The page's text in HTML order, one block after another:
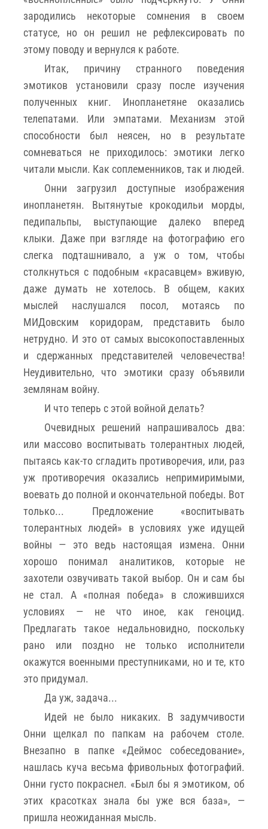
зародились некоторые сомнения в своем
статусе, но он решил не рефлексировать по
этому поводу и вернулся к работе.
Итак, причину странного поведения
эмотиков установили сразу после изучения
полученных книг. Инопланетяне оказались
телепатами. Или эмпатами. Механизм этой
способности был неясен, но в результате
сомневаться не приходилось: эмотики легко
читали мысли. Как соплеменников, так и людей.
Онни загрузил доступные изображения
инопланетян. Вытянутые крокодильи морды,
педипальпы, выступающие далеко вперед
клыки. Даже при взгляде на фотографию его
слегка подташнивало, а уж о том, чтобы
столкнуться с подобным «красавцем» вживую,
даже думать не хотелось. В общем, каких
мыслей наслушался посол, мотаясь по
МИДовским коридорам, представить было
нетрудно. И это от самых высокопоставленных
и сдержанных представителей человечества!
Неудивительно, что эмотики сразу объявили
землянам войну.
И что теперь с этой войной делать?
Очевидных решений напрашивалось два:
или массово воспитывать толерантных людей,
пытаясь как-то сгладить противоречия, или, раз
уж противоречия оказались непримиримыми,
воевать до полной и окончательной победы. Вот
только... Предложение «воспитывать
толерантных людей» в условиях уже идущей
войны — это ведь настоящая измена. Онни
хорошо понимал аналитиков, которые не
захотели озвучивать такой выбор. Он и сам бы
не стал. А «полная победа» в сложившихся
условиях — не что иное, как геноцид.
Предлагать такое недальновидно, поскольку
рано или поздно не только исполнители
окажутся военными преступниками, но и те, кто
это придумал.
Да уж, задача...
Идей не было никаких. В задумчивости
Онни щелкал по папкам на рабочем столе.
Внезапно в папке «Деймос собеседование»,
нашлась куча весьма фривольных фотографий.
Онни густо покраснел. «Был бы я эмотиком, об
этих красотках знала бы уже вся база», —
пришла неожиданная мысль.